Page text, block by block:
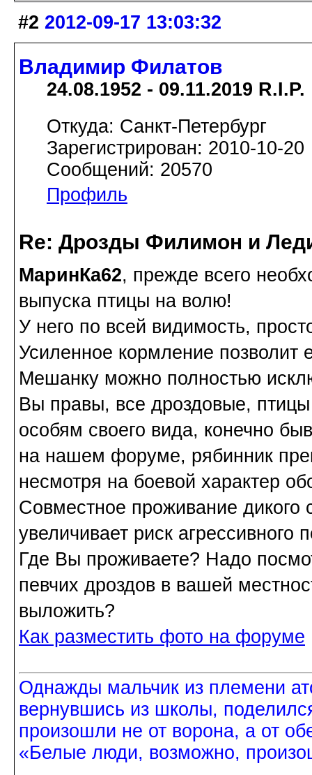
#2 2012-09-17 13:03:32
Владимир Филатов
24.08.1952 - 09.11.2019 R.I.P.
Откуда: Санкт-Петербург
Зарегистрирован: 2010-10-20
Сообщений: 20570
Профиль
Re: Дрозды Филимон и
МаринКа62, прежде всего
выпуска птицы на волю!
У него по всей видимость,
Усиленное кормление позволит
Мешанку можно полностью
Вы правы, все дроздовые,
особям своего вида, конечно
на нашем форуме, рябинник
несмотря на боевой характер
Совместное проживание
увеличивает риск агрессивного
Где Вы проживаете? Надо
певчих дроздов в вашей
выложить?
Как разместить фото на форуме
Однажды мальчик из племени
вернувшись из школы,
произошли не от ворона, а от
«Белые люди, возможно,